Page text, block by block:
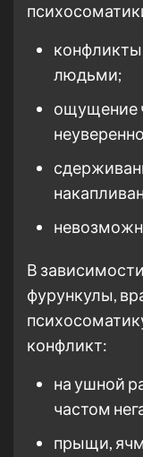
людьми;
ощущение
В
фурункулы,
конфликт:
на ушной
частом
прыщи,